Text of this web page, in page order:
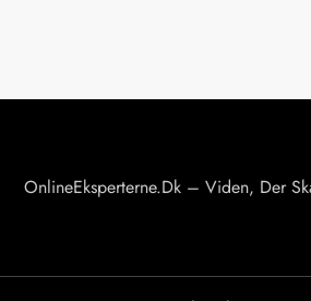
v
a
OnlineEksperterne.dk – Viden, Der